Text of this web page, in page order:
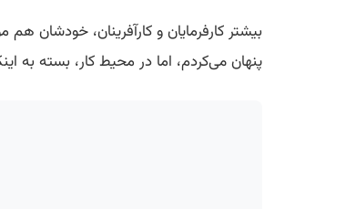
بیشتر کارفرمایان و کارآفرینان،
پنهان می‌کردم، اما در محیط کار، بسته به